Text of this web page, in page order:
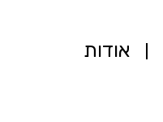
אודות